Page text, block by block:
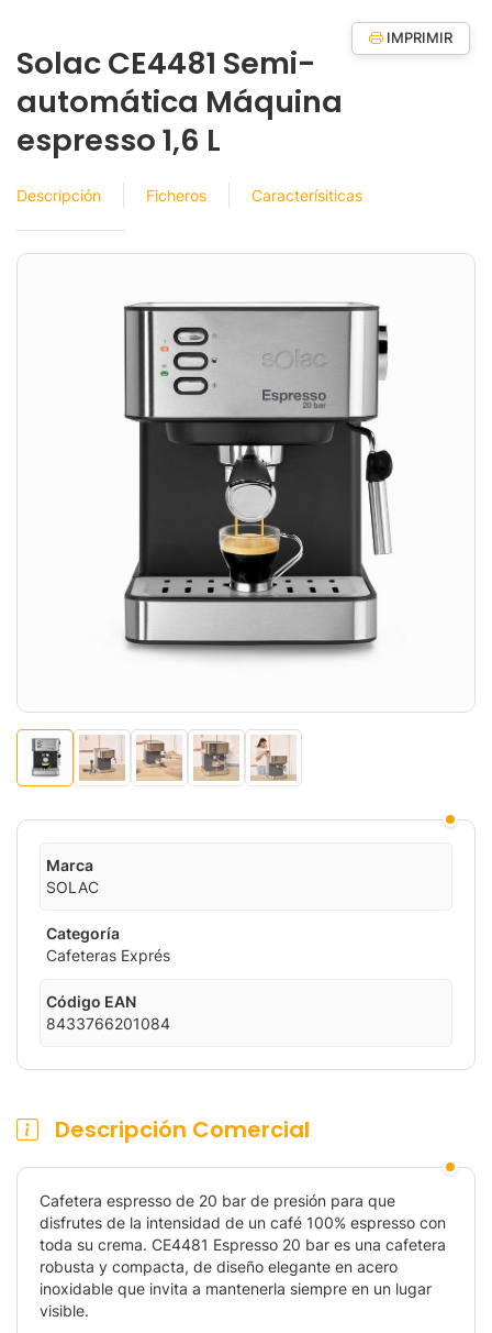
Solac CE4481 Semi-
automática Máquina
espresso 1,6 L
Descripción Ficheros Caracterísiticas
Marca
SOLAC
Categoría
Cafeteras Exprés
Código EAN
8433766201084
Descripción Comercial
Cafetera espresso de 20 bar de presión para que
disfrutes de la intensidad de un café 100% espresso con
toda su crema. CE4481 Espresso 20 bar es una cafetera
robusta y compacta, de diseño elegante en acero
inoxidable que invita a mantenerla siempre en un lugar
visible.
IMPRIMIR